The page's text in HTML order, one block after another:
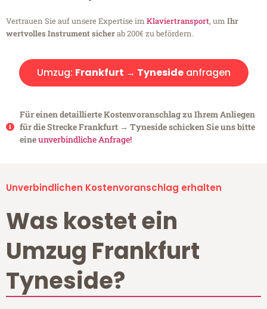
Vertrauen Sie auf unsere Expertise im Klaviertransport, um Ihr
wertvolles Instrument sicherab 200€ zu befördern.
Umzug: Frankfurt → Tynesideanfragen
Für einen detaillierte Kostenvoranschlag zu Ihrem Anliegen
für die Strecke Frankfurt → Tyneside schicken Sie uns bitte
eineunverbindliche Anfrage!
Unverbindlichen Kostenvoranschlag erhalten
Was kostet ein
Umzug Frankfurt
Tyneside?